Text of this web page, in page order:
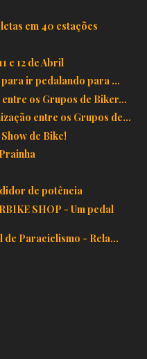
em 40 estações
e 12 de Abril
ir pedalando para ...
os Grupos de Biker...
entre os Grupos de...
de Bike!
de potência
SHOP - Um pedal
de Paraciclismo - Rela...